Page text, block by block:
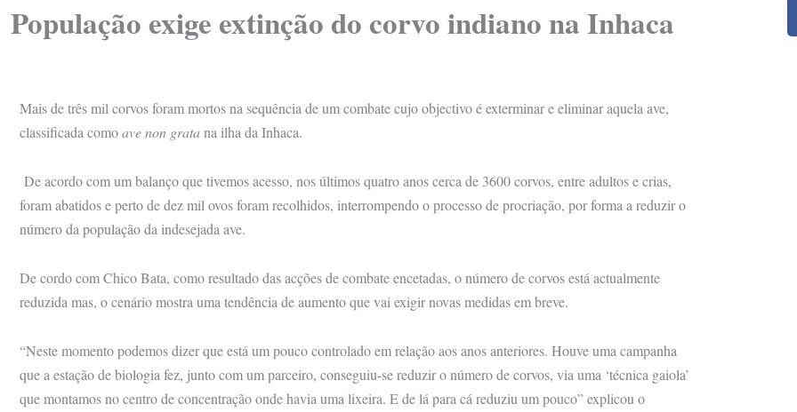
População exige extinção do corvo indiano na Inhaca
Mais de três mil corvos foram mortos na sequência de um combate cujo objectivo é exterminar e eliminar aquela ave,
classificada comoave non gratana ilha da Inhaca.
De acordo com um balanço que tivemos acesso, nos últimos quatro anos cerca de 3600 corvos, entre adultos e crias,
foram abatidos e perto de dez mil ovos foram recolhidos, interrompendo o processo de procriação, por forma a reduzir o
número da população da indesejada ave.
De cordo com Chico Bata, como resultado das acções de combate encetadas, o número de corvos está actualmente
reduzida mas, o cenário mostra uma tendência de aumento que vai exigir novas medidas em breve.
“Neste momento podemos dizer que está um pouco controlado em relação aos anos anteriores. Houve uma campanha
que a estação de biologia fez, junto com um parceiro, conseguiu-se reduzir o número de corvos, via uma ‘técnica gaiola’
que montamos no centro de concentração onde havia uma lixeira. E de lá para cá reduziu um pouco” explicou o